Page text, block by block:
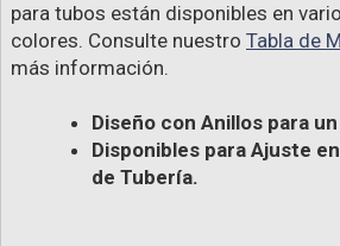
para tubos están disponibles en
colores. Consulte nuestro Tabla de
más información.
Diseño con Anillos para
Disponibles para Ajuste
de Tubería.